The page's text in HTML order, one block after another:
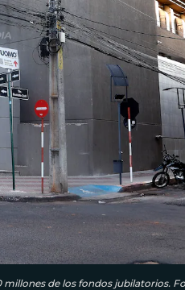
de los fondos jubilatorios.